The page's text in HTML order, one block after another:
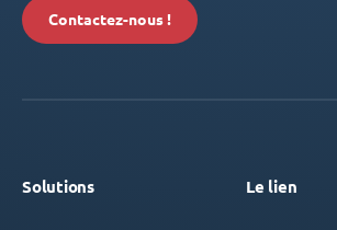
Contactez-nous !
Solutions Le lien